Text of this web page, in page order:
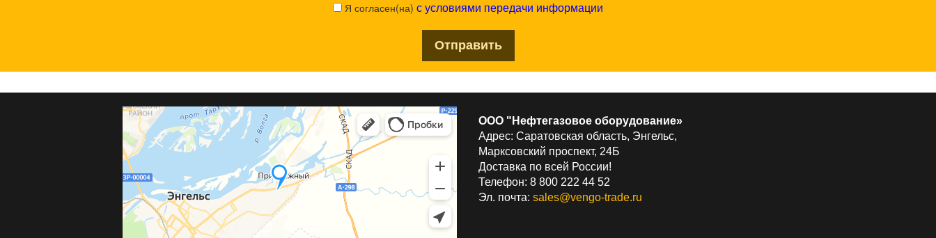
Я согласен(на) с условиями передачи информации
ООО "Нефтегазовое оборудование»
Адрес: Саратовская область, Энгельс,
Марксовский проспект, 24Б
Доставка по всей России!
Телефон: 8 800 222 44 52
Эл. почта: sales@vengo-trade.ru